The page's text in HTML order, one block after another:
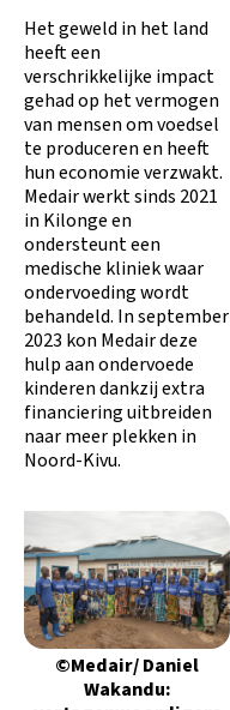
Het geweld in het land
heeft een
verschrikkelijke impact
gehad op het vermogen
van mensen om voedsel
te produceren en heeft
hun economie verzwakt.
Medair werkt sinds 2021
in Kilonge en
ondersteunt een
medische kliniek waar
ondervoeding wordt
behandeld. In september
2023 kon Medair deze
hulp aan ondervoede
kinderen dankzij extra
financiering uitbreiden
naar meer plekken in
Noord-Kivu.
©Medair/ Daniel
Wakandu: